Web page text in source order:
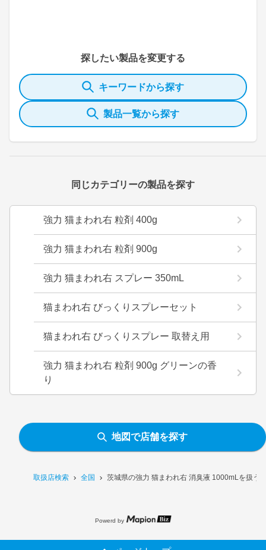
取扱店検索 全国 茨城県の強力 猫まわれ右 消臭液 1000mLを扱う
探したい製品を変更する
キーワードから探す
製品一覧から探す
同じカテゴリーの製品を探す
強力 猫まわれ右 粒剤 400g
強力 猫まわれ右 粒剤 900g
強力 猫まわれ右 スプレー 350mL
猫まわれ右 びっくりスプレーセット
猫まわれ右 びっくりスプレー 取替え用
強力 猫まわれ右 粒剤 900g グリーンの香
り
地図で店舗を探す
Powerd by